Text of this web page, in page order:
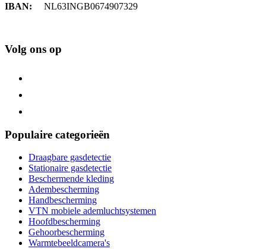
IBAN: NL63INGB0674907329
Volg ons op
Populaire categorieën
Draagbare gasdetectie
Stationaire gasdetectie
Beschermende kleding
Adembescherming
Handbescherming
VTN mobiele ademluchtsystemen
Hoofdbescherming
Gehoorbescherming
Warmtebeeldcamera's